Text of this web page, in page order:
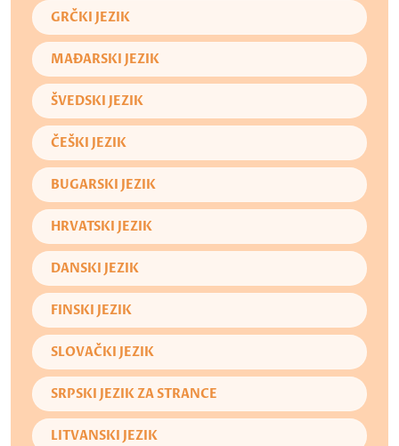
GRČKI JEZIK
MAĐARSKI JEZIK
ŠVEDSKI JEZIK
ČEŠKI JEZIK
BUGARSKI JEZIK
HRVATSKI JEZIK
DANSKI JEZIK
FINSKI JEZIK
SLOVAČKI JEZIK
SRPSKI JEZIK ZA STRANCE
LITVANSKI JEZIK